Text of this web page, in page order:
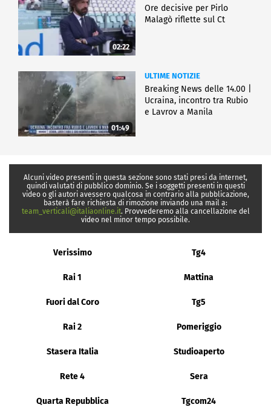
02:22
Ore decisive per Pirlo
Malagò riflette sul Ct
01:49
ULTIME NOTIZIE
Breaking News delle 14.00 |
Ucraina, incontro tra Rubio
e Lavrov a Manila
Alcuni video presenti in questa sezione sono stati presi da internet,
quindi valutati di pubblico dominio. Se i soggetti presenti in questi
video o gli autori avessero qualcosa in contrario alla pubblicazione,
basterà fare richiesta di rimozione inviando una mail a:
team_verticali@italiaonline.it. Provvederemo alla cancellazione del
video nel minor tempo possibile.
Verissimo Tg4
Rai 1 Mattina
Fuori dal Coro Tg5
Rai 2 Pomeriggio
Stasera Italia Studioaperto
Rete 4 Sera
Quarta Repubblica Tgcom24